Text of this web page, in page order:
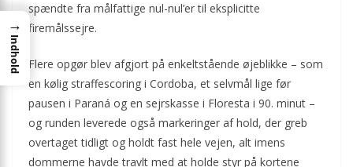
spændte fra målfattige nul-nul’er til eksplicitte
firemålssejre.
Flere opgør blev afgjort på enkeltstående øjeblikke – som
en kølig straffescoring i Cordoba, et selvmål lige før
pausen i Paraná og en sejrskasse i Floresta i 90. minut –
og runden leverede også markeringer af hold, der greb
overtaget tidligt og holdt fast hele vejen, alt imens
dommerne havde travlt med at holde styr på kortene
→
Indhold